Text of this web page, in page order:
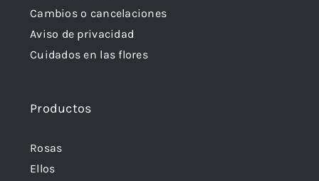
Cambios o cancelaciones
Aviso de privacidad
Cuidados en las flores
Productos
Rosas
Ellos